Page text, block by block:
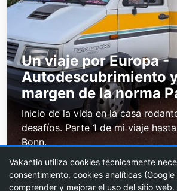
Un viaje por Europa -
Autodescubrimiento
margen de la norma
Inicio de la vida en la casa
desafíos. Parte 1 de mi viaje
Bonn.
Vakantio utiliza cookies técnicamente
consentimiento, cookies analíticas
comprender y mejorar el uso del sitio web.